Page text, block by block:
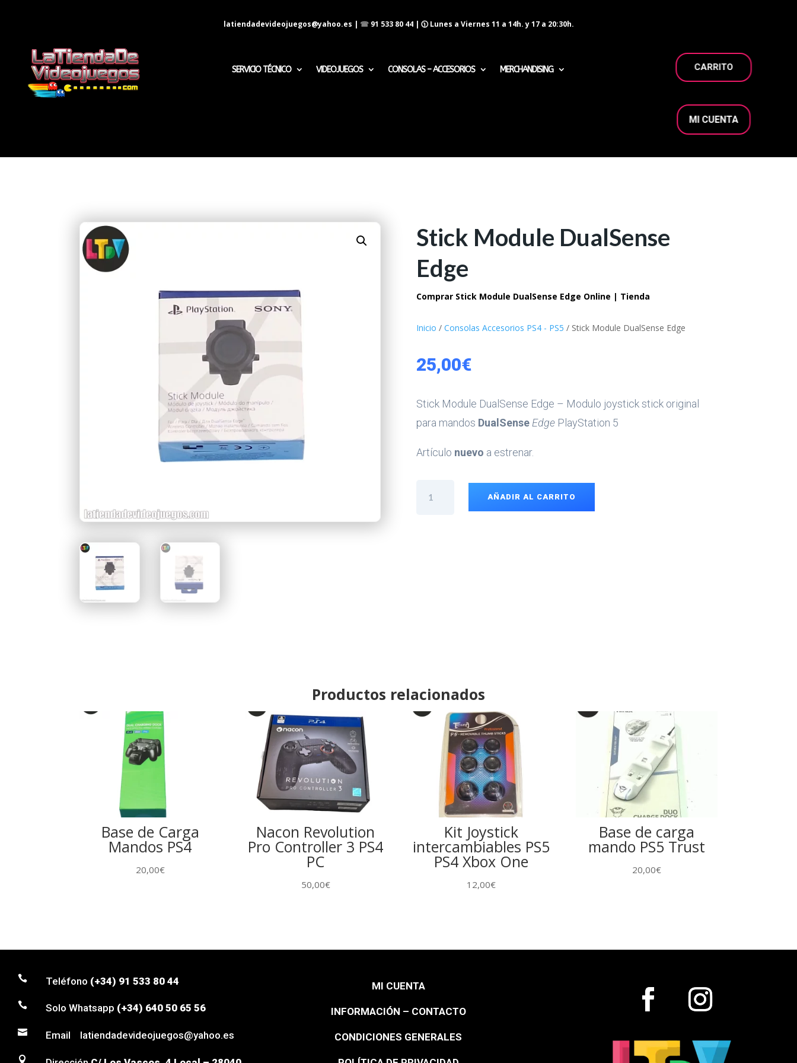
latiendadevideojuegos@yahoo.es | ☎ 91 533 80 44| 🕦 Lunes a Viernes 11 a 14h. y 17 a 20:30h.
SERVICIO TÉCNICO VIDEOJUEGOS CONSOLAS – ACCESORIOS MERCHANDISING CARRITO
MI CUENTA
Stick Module DualSense
Edge
Comprar Stick Module DualSense Edge Online | Tienda
Inicio / Consolas Accesorios PS4 - PS5 / Stick Module DualSense Edge
25,00€
Stick Module DualSense Edge – Modulo joystick stick original
para mandos DualSense EdgePlayStation 5
Artículo nuevo a estrenar.
Module
AÑADIR AL CARRITO
Productos relacionados
Base de Carga
Mandos PS4
20,00€
Nacon Revolution
Pro Controller 3 PS4
PC
50,00€
Kit Joystick
intercambiables PS5
PS4 Xbox One
12,00€
Base de carga
mando PS5 Trust
20,00€
 Teléfono (+34) 91 533 80 44
 Solo Whatsapp (+34) 640 50 65 56
 Email latiendadevideojuegos@yahoo.es

MI CUENTA
INFORMACIÓN – CONTACTO
CONDICIONES GENERALES